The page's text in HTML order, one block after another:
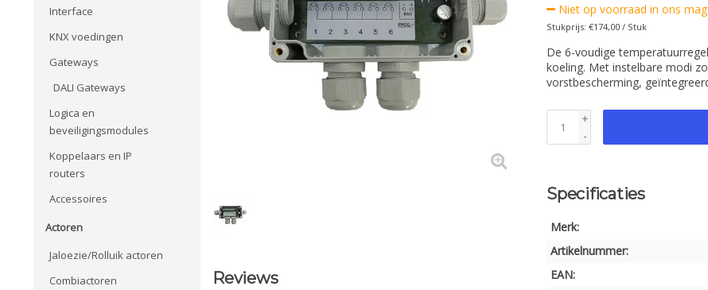
Interface
KNX voedingen
Gateways
DALI Gateways
Logica en
beveiligingsmodules
Koppelaars en IP
routers
Accessoires
Actoren
Jaloezie/Rolluik actoren
Combiactoren
Reviews
Niet op voorraad in ons
Stukprijs: €174,00 / Stuk
De 6-voudige
koeling. Met instelbare modi
vorstbescherming,
+
-
Specificaties
Merk:
Artikelnummer:
EAN: